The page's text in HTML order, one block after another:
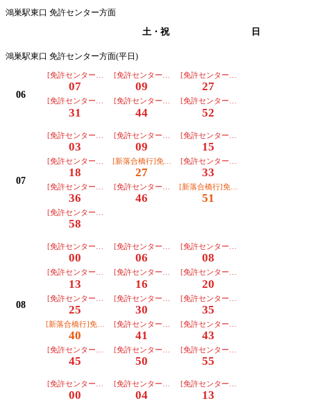
鴻巣駅東口 免許センター方面
土・祝 日
鴻巣駅東口 免許センター方面(平日)
06
[免許センター行][朝日]【３番のりば】
07
[免許センター行][川越]【３番のりば】
09
[免許センター行][朝日]【３番のりば
27
[免許センター行][川越]【３番のりば】
31
[免許センター行][朝日]【３番のりば】
44
[免許センター行][川越]【３番のりば
52
07
[免許センター行][川越]【３番のりば】
03
[免許センター行][朝日]【３番のりば】
09
[免許センター行][東部]【３番のりば
15
[免許センター行][川越]【３番のりば】
18
[新落合橋行]免許ｾﾝﾀｰ経由【２番のりば】
27
[免許センター行][川越]【３番のりば
33
[免許センター行][朝日]【３番のりば】
36
[免許センター行][川越]【３番のりば】
46
[新落合橋行]免許ｾﾝﾀｰ経由【２番のり
51
[免許センター行][朝日]【３番のりば】
58
08
[免許センター行][川越]【３番のりば】
00
[免許センター行][東部]【３番のりば】
06
[免許センター行][朝日]【３番のりば
08
[免許センター行][朝日]【３番のりば】
13
[免許センター行][川越]【３番のりば】
16
[免許センター行][朝日]【３番のりば
20
[免許センター行][朝日]【３番のりば】
25
[免許センター行][朝日]【３番のりば】
30
[免許センター行][朝日]【３番のりば
35
[新落合橋行]免許ｾﾝﾀｰ経由【２番のりば】
40
[免許センター行][東部]【３番のりば】
41
[免許センター行][川越]【３番のりば
43
[免許センター行][朝日]【３番のりば】
45
[免許センター行][朝日]【３番のりば】
50
[免許センター行][朝日]【３番のりば
55
[免許センター行][朝日]【３番のりば】
00
[免許センター行][川越]【３番のりば】
04
[免許センター行][朝日]【３番のりば
13